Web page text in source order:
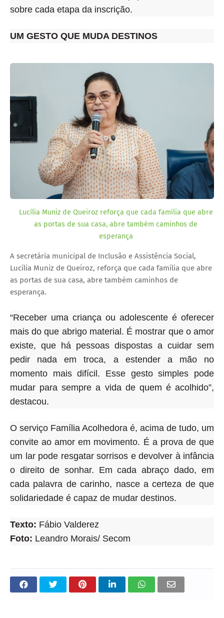
sobre cada etapa da inscrição.
UM GESTO QUE MUDA DESTINOS
Lucília Muniz de Queiroz reforça que cada família que abre
as portas de sua casa, abre também caminhos de
esperança
A secretária municipal de Inclusão e Assistência Social,
Lucília Muniz de Queiroz, reforça que cada família que abre
as portas de sua casa, abre também caminhos de
esperança.
“Receber uma criança ou adolescente é oferecer
mais do que abrigo material. É mostrar que o amor
existe, que há pessoas dispostas a cuidar sem
pedir nada em troca, a estender a mão no
momento mais difícil. Esse gesto simples pode
mudar para sempre a vida de quem é acolhido”,
destacou.
O serviço Família Acolhedora é, acima de tudo, um
convite ao amor em movimento. É a prova de que
um lar pode resgatar sorrisos e devolver à infância
o direito de sonhar. Em cada abraço dado, em
cada palavra de carinho, nasce a certeza de que
solidariedade é capaz de mudar destinos.
Texto: Fábio Valderez
Foto: Leandro Morais/ Secom